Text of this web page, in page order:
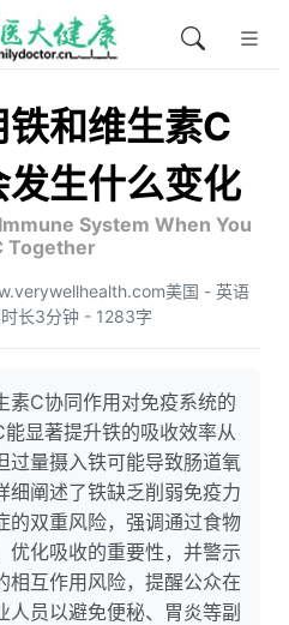
和维生素C
生什么变化
System When You
Together
美国 - 英语
长3分钟 - 1283字
素C协同作用对免疫系统的
显著提升铁的吸收效率从
过量摄入铁可能导致肠道氧
细阐述了铁缺乏削弱免疫力
的双重风险，强调通过食物
优化吸收的重要性，并警示
相互作用风险，提醒公众在
员以避免便秘、胃炎等副